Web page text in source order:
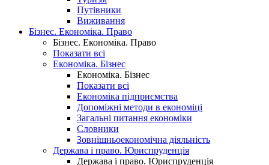
Путівники
Виживання
Бізнес. Економіка. Право
Бізнес. Економіка. Право
Показати всі
Економіка. Бізнес
Економіка. Бізнес
Показати всі
Економіка підприємства
Допоміжні методи в економіці
Загальні питання економіки
Словники
Зовнішньоекономічна діяльність
Держава і право. Юриспруденція
Держава і право. Юриспруденція